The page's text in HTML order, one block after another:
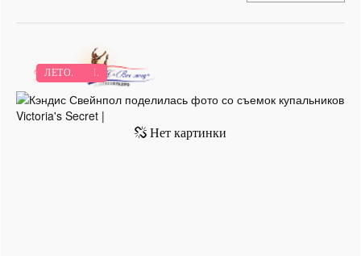
НОВИНКИ.
РАБОТА.
ВЕСНА.
ЛЕТО.